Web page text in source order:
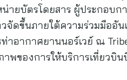
ายบัตรโดยสาร ผู้ประกอบก
จัดขึ้นภายใต้ความร่วมมืออัน
าอากาศยานนอร์เวย์ ณ
พของการให้บริการเที่ยวบิ